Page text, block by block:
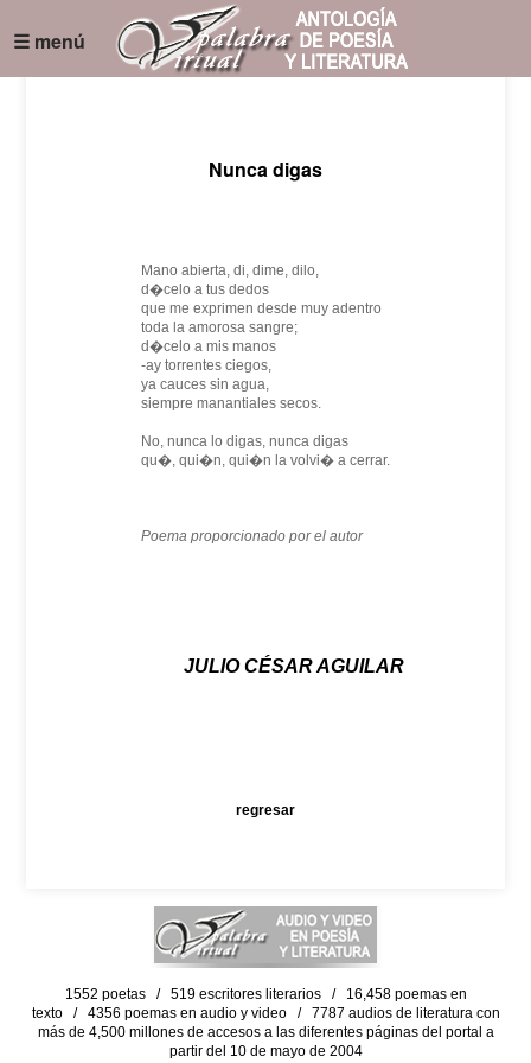
☰ menú
Nunca digas
Mano abierta, di, dime, dilo,
d�celo a tus dedos
que me exprimen desde muy adentro
toda la amorosa sangre;
d�celo a mis manos
-ay torrentes ciegos,
ya cauces sin agua,
siempre manantiales secos.
No, nunca lo digas, nunca digas
qu�, qui�n, qui�n la volvi� a cerrar.
Poema proporcionado por el autor
JULIO CÉSAR AGUILAR
regresar
1552 poetas / 519 escritores literarios / 16,458 poemas en
texto / 4356 poemas en audio y video / 7787 audios de literatura con
más de 4,500 millones de accesos a las diferentes páginas del portal a
partir del 10 de mayo de 2004